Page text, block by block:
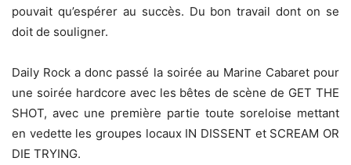
pouvait qu’espérer au succès. Du bon travail dont on se
doit de souligner.
Daily Rock a donc passé la soirée au Marine Cabaret pour
une soirée hardcore avec les bêtes de scène de GET THE
SHOT, avec une première partie toute soreloise mettant
en vedette les groupes locaux IN DISSENT et SCREAM OR
DIE TRYING.